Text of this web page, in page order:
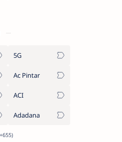
5G
Ac Pintar
ACI
Adadana